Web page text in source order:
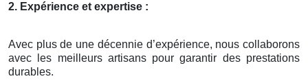
2. Expérience et expertise :
Avec plus de une décennie d’expérience, nous collaborons
avec les meilleurs artisans pour garantir des prestations
durables.